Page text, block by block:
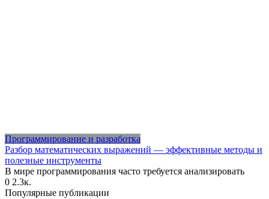
Программирование и разработка
Разбор математических выражений — эффективные методы и
полезные инструменты
В мире программирования часто требуется анализировать
0 2.3к.
Популярные публикации